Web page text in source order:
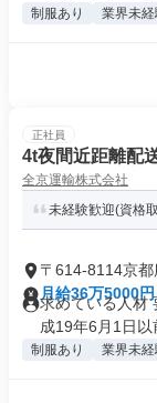
制服あり 業界未
正社員
4t夜間近距離配
全京運輸株式会社
未経験歓迎(資格
〒614-8114京
月給36万5000
求めている人材
成19年6月1日以
制服あり 業界未